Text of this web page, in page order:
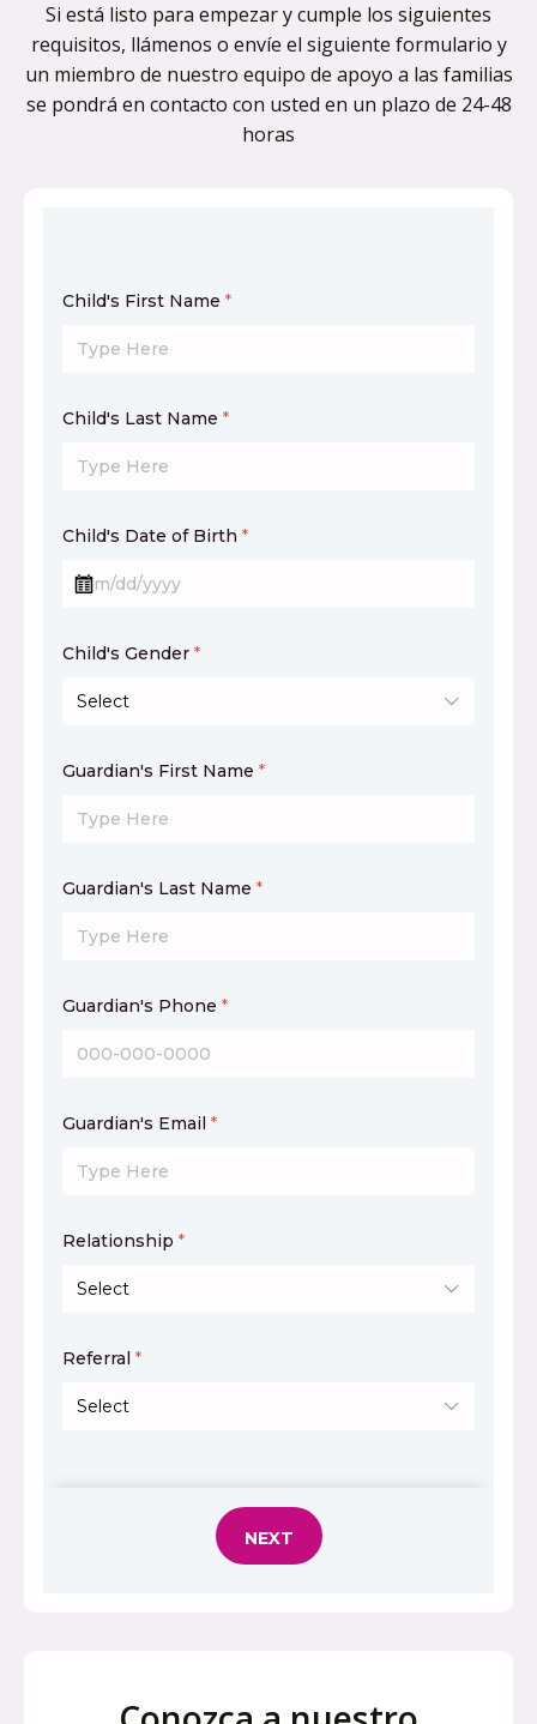
Si está listo para empezar y cumple los siguientes
requisitos, llámenos o envíe el siguiente formulario y
un miembro de nuestro equipo de apoyo a las familias
se pondrá en contacto con usted en un plazo de 24-48
horas